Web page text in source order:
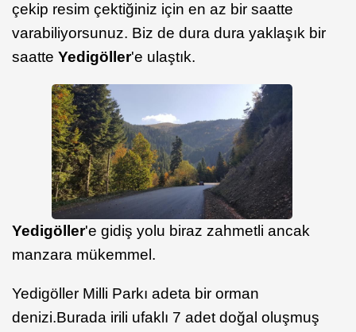
çekip resim çektiğiniz için en az bir saatte
varabiliyorsunuz. Biz de dura dura yaklaşık bir
saatte Yedigöller'e ulaştık.
Yedigöller'e gidiş yolu biraz zahmetli ancak
manzara mükemmel.
Yedigöller Milli Parkı adeta bir orman
denizi.Burada irili ufaklı 7 adet doğal oluşmuş